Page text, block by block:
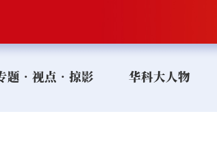
题•视点•掠影 华科大人物